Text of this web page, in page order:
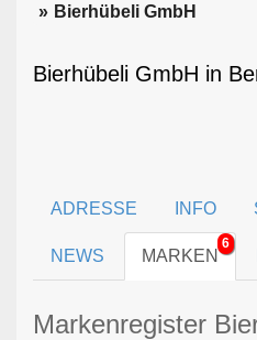
Bierhübeli GmbH
Bierhübeli GmbH in
ADRESSE INFO
NEWS MARKEN
6
Markenregister